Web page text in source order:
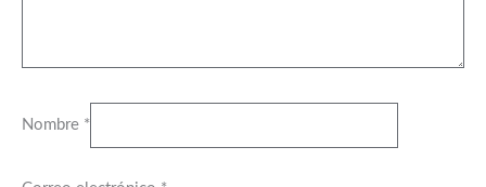
Nombre *